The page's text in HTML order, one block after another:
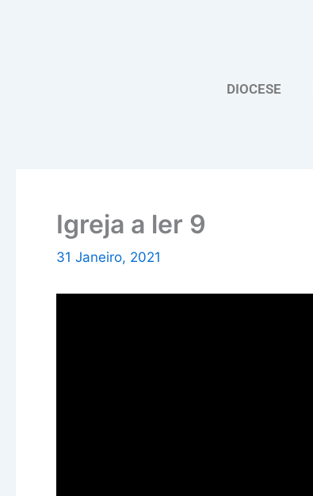
DIOCESE
Igreja a ler 9
31 Janeiro, 2021